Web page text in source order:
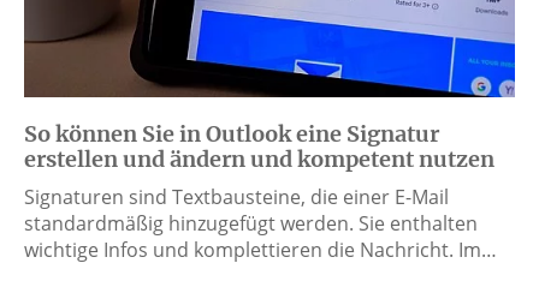
So können Sie in Outlook eine Signatur
erstellen und ändern und kompetent nutzen
Signaturen sind Textbausteine, die einer E-Mail
standardmäßig hinzugefügt werden. Sie enthalten
wichtige Infos und komplettieren die Nachricht. Im…